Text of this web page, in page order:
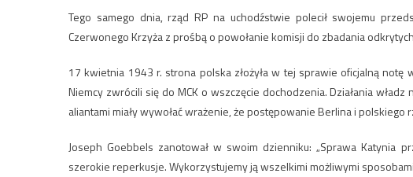
Tego samego dnia, rząd RP na uchodźstwie polecił swojemu
Czerwonego Krzyża z prośbą o powołanie komisji do zbadania
17 kwietnia 1943 r. strona polska złożyła w tej sprawie oficjalną
Niemcy zwrócili się do MCK o wszczęcie dochodzenia. Działania
aliantami miały wywołać wrażenie, że postępowanie Berlina i
Joseph Goebbels zanotował w swoim dzienniku: „Sprawa Katynia
szerokie reperkusje. Wykorzystujemy ją wszelkimi możliwymi